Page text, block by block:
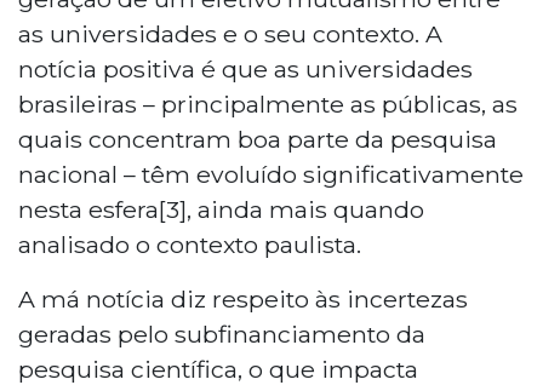
as universidades e o seu contexto. A
notícia positiva é que as universidades
brasileiras – principalmente as públicas, as
quais concentram boa parte da pesquisa
nacional – têm evoluído significativamente
nesta esfera[3], ainda mais quando
analisado o contexto paulista.
A má notícia diz respeito às incertezas
geradas pelo subfinanciamento da
pesquisa científica, o que impacta